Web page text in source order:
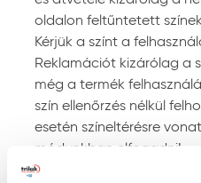
alkalmazásánál
leírtakat.
Felhasználás
Anyagelőkészítés,
előtt alaposan keverje
időközönként festés
zománcfesték
oldalon feltűntetett
Kérjük a színt a
Reklamációt kizárólag a
még a termék
szín ellenőrzés nélkül
esetén színeltérésre
módunkban elfogadni!